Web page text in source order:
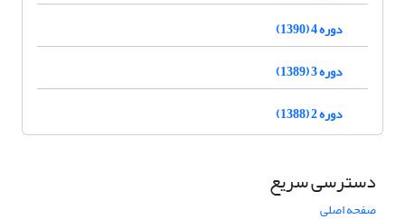
دوره 4 (1390)
دوره 3 (1389)
دوره 2 (1388)
دسترسی سریع
صفحه اصلی